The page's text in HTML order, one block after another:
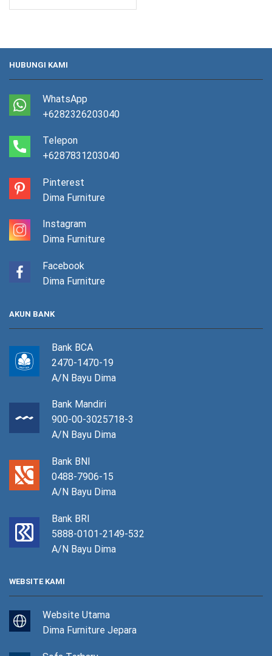
HUBUNGI KAMI
WhatsApp
+6282326203040
Telepon
+6287831203040
Pinterest
Dima Furniture
Instagram
Dima Furniture
Facebook
Dima Furniture
AKUN BANK
Bank BCA
2470-1470-19
A/N Bayu Dima
Bank Mandiri
900-00-3025718-3
A/N Bayu Dima
Bank BNI
0488-7906-15
A/N Bayu Dima
Bank BRI
5888-0101-2149-532
A/N Bayu Dima
WEBSITE KAMI
Website Utama
Dima Furniture Jepara